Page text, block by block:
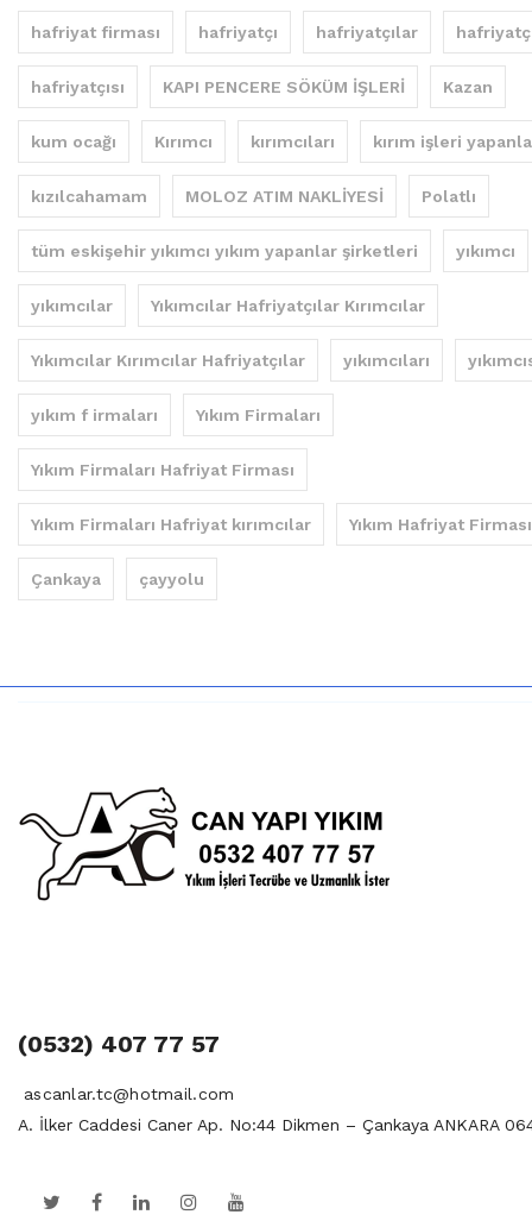
hafriyat firması hafriyatçı hafriyatçılar
hafriyatçısı KAPI PENCERE SÖKÜM İŞLERİ Kazan
kum ocağı Kırımcı kırımcıları kırım işleri
kızılcahamam MOLOZ ATIM NAKLİYESİ Polatlı
tüm eskişehir yıkımcı yıkım yapanlar şirketleri yıkımcı
yıkımcılar Yıkımcılar Hafriyatçılar Kırımcılar
Yıkımcılar Kırımcılar Hafriyatçılar yıkımcıları
yıkım f irmaları Yıkım Firmaları
Yıkım Firmaları Hafriyat Firması
Yıkım Firmaları Hafriyat kırımcılar Yıkım Hafriyat Firması
Çankaya çayyolu
(0532) 407 77 57
ascanlar.tc@hotmail.com
A. İlker Caddesi Caner Ap. No:44 Dikmen – Çankaya ANKARA